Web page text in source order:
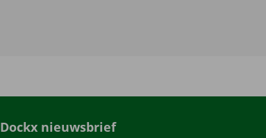
Dockx nieuwsbrief